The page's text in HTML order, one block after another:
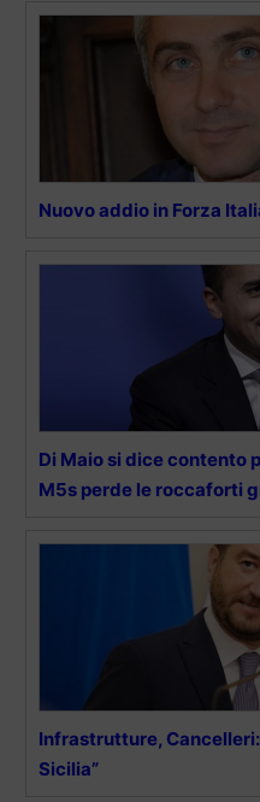
Nuovo addio in Forza
Di Maio si dice contento
M5s perde le roccaforti
Infrastrutture,
Sicilia”